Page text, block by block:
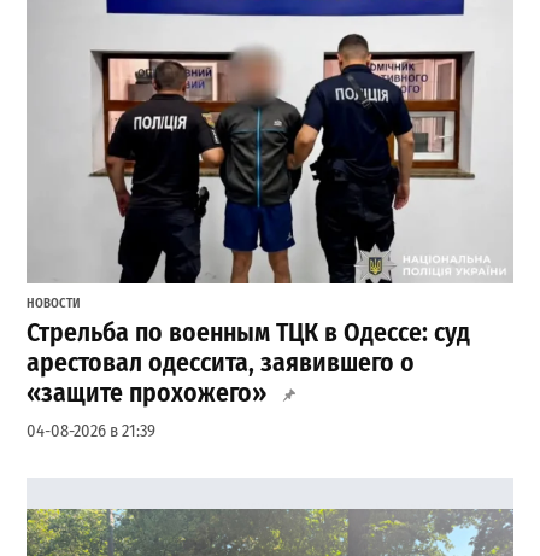
НОВОСТИ
Стрельба по военным ТЦК в Одессе: суд
арестовал одессита, заявившего о
«защите прохожего»
04-08-2026 в 21:39